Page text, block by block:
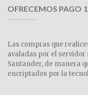
OFRECEMOS PAGO
Las compras que
avaladas por el
Santander, de manera
encriptados por la